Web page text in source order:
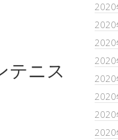
テニス
2020
2020
2020
2020
2020
2020
2020
2020